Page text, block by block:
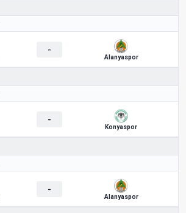
-
Alanyaspor
-
Konyaspor
-
Alanyaspor